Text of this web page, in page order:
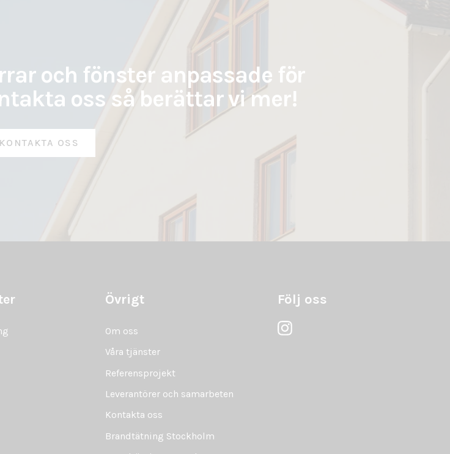
och fönster anpassade för
oss så berättar vi mer!
KONTAKTA OSS
Övrigt
Om oss
Våra tjänster
Referensprojekt
Leverantörer och samarbeten
Kontakta oss
Brandtätning Stockholm
Följ oss